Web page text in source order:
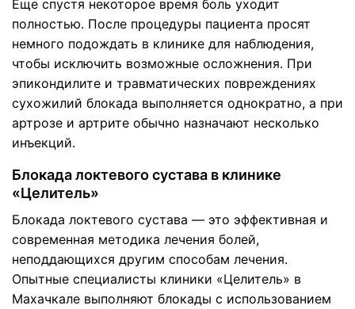
Еще спустя некоторое время боль уходит
полностью. После процедуры пациента просят
немного подождать в клинике для наблюдения,
чтобы исключить возможные осложнения. При
эпикондилите и травматических повреждениях
сухожилий блокада выполняется однократно, а при
артрозе и артрите обычно назначают несколько
инъекций.
Блокада локтевого сустава в клинике
«Целитель»
Блокада локтевого сустава — это эффективная и
современная методика лечения болей,
неподдающихся другим способам лечения.
Опытные специалисты клиники «Целитель» в
Махачкале выполняют блокады с использованием